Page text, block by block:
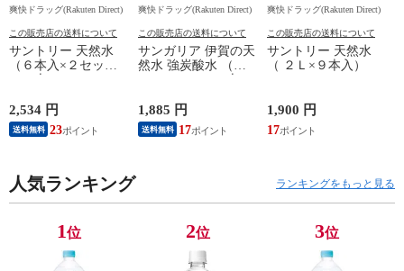
爽快ドラッグ(Rakuten Direct)
この販売店の送料について
サントリー 天然水
（６本入×２セット
2,534 円
送料無料 23
爽快ドラッグ(Rakuten Direct)
この販売店の送料について
サンガリア 伊賀の天
然水 強炭酸水 （５
1,885 円
送料無料 17
爽快ドラッグ(Rakuten Direct)
この販売店の送料について
サントリー 天然水
（ ２Ｌ×９本入）
1,900 円
17
人気ランキング ランキングをもっと見る
1位 2位 3位